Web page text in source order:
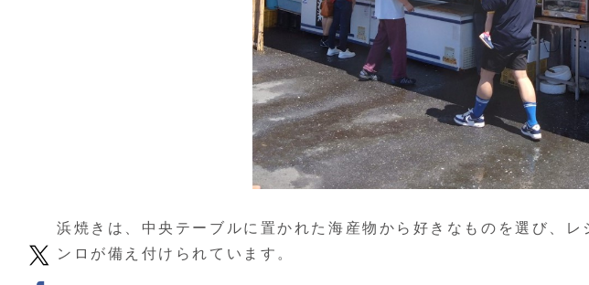
浜焼きは、中央テーブルに置かれた海産物から好きなものを選び、レ
ンロが備え付けられています。